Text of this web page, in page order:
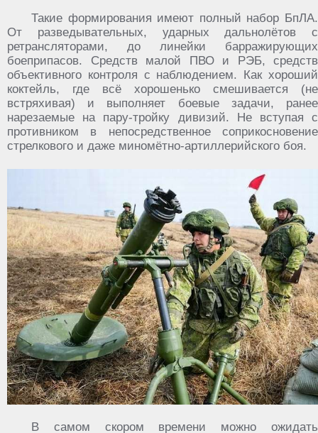
Такие формирования имеют полный набор БпЛА.
От разведывательных, ударных дальнолётов с
ретрансляторами, до линейки барражирующих
боеприпасов. Средств малой ПВО и РЭБ, средств
объективного контроля с наблюдением. Как хороший
коктейль, где всё хорошенько смешивается (не
встряхивая) и выполняет боевые задачи, ранее
нарезаемые на пару-тройку дивизий. Не вступая с
противником в непосредственное соприкосновение
стрелкового и даже миномётно-артиллерийского боя.
В самом скором времени можно ожидать